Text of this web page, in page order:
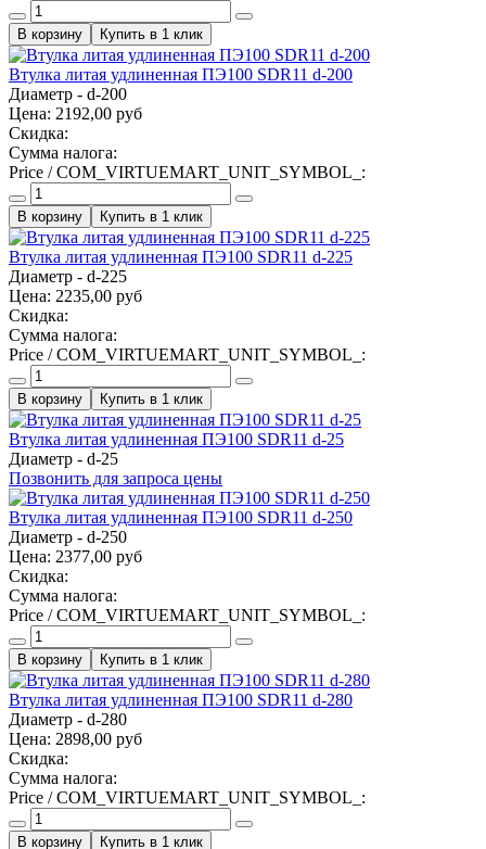
Купить в 1 клик
Втулка литая удлиненная ПЭ100 SDR11 d-200
Диаметр - d-200
Цена: 2192,00 руб
Скидка:
Сумма налога:
Price / COM_VIRTUEMART_UNIT_SYMBOL_:
Купить в 1 клик
Втулка литая удлиненная ПЭ100 SDR11 d-225
Диаметр - d-225
Цена: 2235,00 руб
Скидка:
Сумма налога:
Price / COM_VIRTUEMART_UNIT_SYMBOL_:
Купить в 1 клик
Втулка литая удлиненная ПЭ100 SDR11 d-25
Диаметр - d-25
Позвонить для запроса цены
Втулка литая удлиненная ПЭ100 SDR11 d-250
Диаметр - d-250
Цена: 2377,00 руб
Скидка:
Сумма налога:
Price / COM_VIRTUEMART_UNIT_SYMBOL_:
Купить в 1 клик
Втулка литая удлиненная ПЭ100 SDR11 d-280
Диаметр - d-280
Цена: 2898,00 руб
Скидка:
Сумма налога:
Price / COM_VIRTUEMART_UNIT_SYMBOL_:
Купить в 1 клик